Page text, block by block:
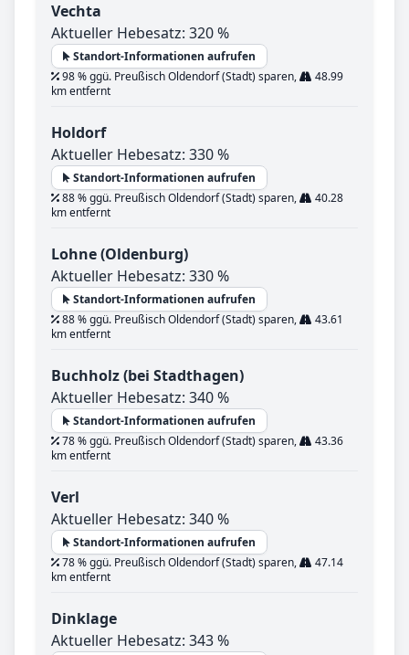
Vechta
Aktueller Hebesatz: 320 %
Standort-Informationen aufrufen
98 % ggü. Preußisch Oldendorf (Stadt) sparen,
48.99
km entfernt
Holdorf
Aktueller Hebesatz: 330 %
Standort-Informationen aufrufen
88 % ggü. Preußisch Oldendorf (Stadt) sparen,
40.28
km entfernt
Lohne (Oldenburg)
Aktueller Hebesatz: 330 %
Standort-Informationen aufrufen
88 % ggü. Preußisch Oldendorf (Stadt) sparen,
43.61
km entfernt
Buchholz (bei Stadthagen)
Aktueller Hebesatz: 340 %
Standort-Informationen aufrufen
78 % ggü. Preußisch Oldendorf (Stadt) sparen,
43.36
km entfernt
Verl
Aktueller Hebesatz: 340 %
Standort-Informationen aufrufen
78 % ggü. Preußisch Oldendorf (Stadt) sparen,
47.14
km entfernt
Dinklage
Aktueller Hebesatz: 343 %